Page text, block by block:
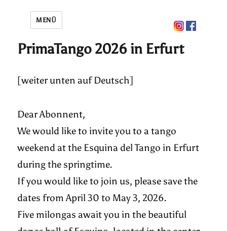
MENÜ
PrimaTango 2026 in Erfurt
[weiter unten auf Deutsch]
Dear Abonnent,
We would like to invite you to a tango
weekend at the Esquina del Tango in Erfurt
during the springtime.
If you would like to join us, please save the
dates from April 30 to May 3, 2026.
Five milongas await you in the beautiful